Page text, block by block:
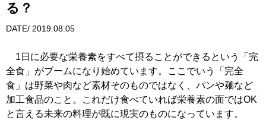
る？
DATE/ 2019.08.05
1日に必要な栄養素をすべて摂ることができるという「完
全食」がブームになり始めています。ここでいう「完全
食」は野菜や肉など素材そのものではなく、パンや麺など
加工食品のこと。これだけ食べていれば栄養素の面ではOK
と言える未来の料理が既に現実のものになっています。